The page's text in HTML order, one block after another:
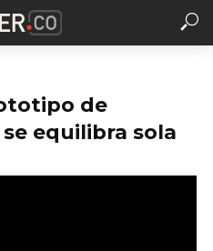
de
equilibra sola